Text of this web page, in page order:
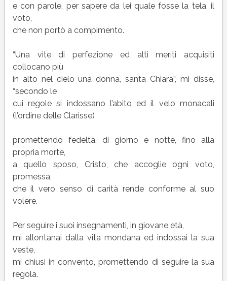
e con parole, per sapere da lei quale fosse la tela, il
voto,
che non portò a compimento.
“Una vite di perfezione ed alti meriti acquisiti
collocano più
in alto nel cielo una donna, santa Chiara”, mi disse,
“secondo le
cui regole si indossano l’abito ed il velo monacali
(l’ordine delle Clarisse)
promettendo fedeltà, di giorno e notte, fino alla
propria morte,
a quello sposo, Cristo, che accoglie ogni voto,
promessa,
che il vero senso di carità rende conforme al suo
volere.
Per seguire i suoi insegnamenti, in giovane età,
mi allontanai dalla vita mondana ed indossai la sua
veste,
mi chiusi in convento, promettendo di seguire la sua
regola.